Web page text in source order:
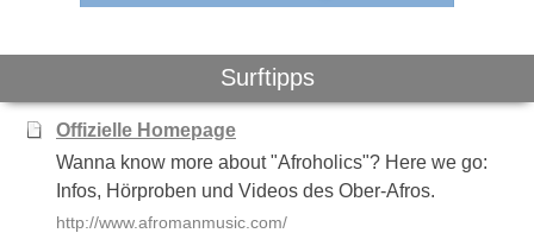
Surftipps
Offizielle Homepage
Wanna know more about "Afroholics"? Here we go:
Infos, Hörproben und Videos des Ober-Afros.
http://www.afromanmusic.com/